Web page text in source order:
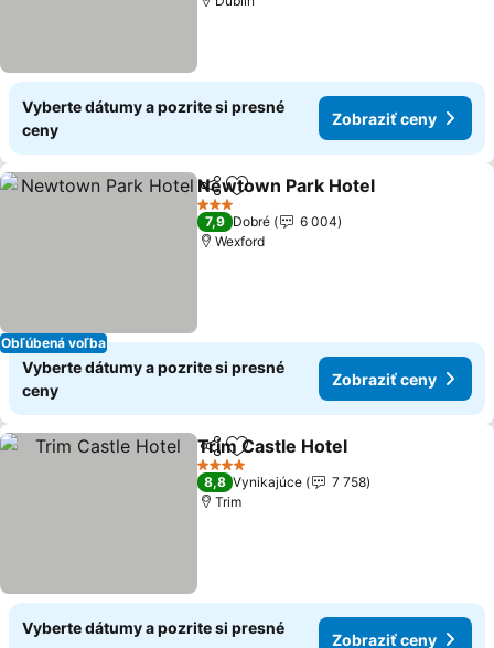
Vyberte dátumy a pozrite si presné
ceny
Zobraziť ceny
Obľúbená voľba
ZdieľaťPridať do obľúbených
Newtown Park Hotel
3 Počet hviezdičiek
7,9 Dobré
6 004
Wexford
Vyberte dátumy a pozrite si presné
ceny
Zobraziť ceny
ZdieľaťPridať do obľúbených
Trim Castle Hotel
4 Počet hviezdičiek
8,8 Vynikajúce
7 758
Trim
Vyberte dátumy a pozrite si presné
Zobraziť ceny